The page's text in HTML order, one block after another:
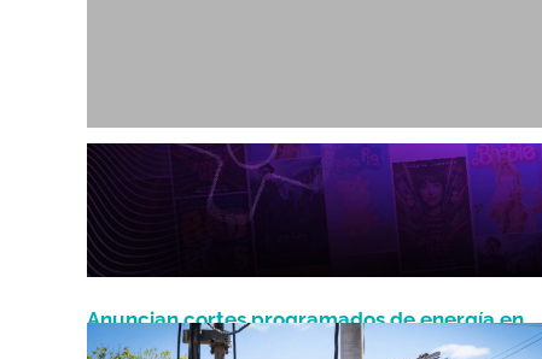
Anuncian cortes programados de energía en
Formosa por trabajos de mantenimiento